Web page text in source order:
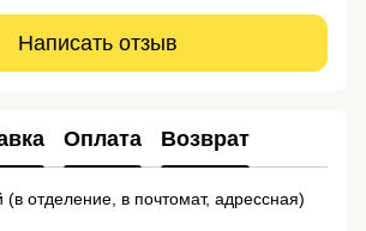
Написать отзыв
Оплата Возврат
(в отделение, в почтомат, адрессная)